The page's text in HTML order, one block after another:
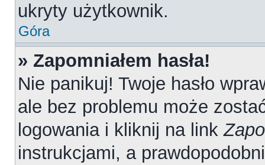
ukryty użytkownik.
Góra
» Zapomniałem hasła!
Nie panikuj! Twoje hasło
ale bez problemu może
logowania i kliknij na link
instrukcjami, a